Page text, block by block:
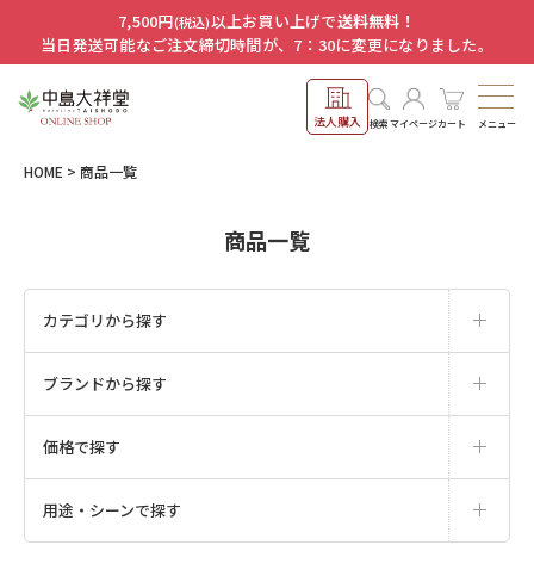
7,500円(税込)以上お買い上げで送料無料！
当日発送可能なご注文締切時間が、7：30に変更になりました。
法人購入 検索マイページカート メニュー
HOME 商品一覧
商品一覧
カテゴリから探す
ブランドから探す
価格で探す
用途・シーンで探す